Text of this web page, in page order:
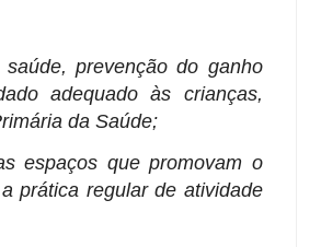
prevenção do ganho
adequado às crianças,
da Saúde;
espaços que promovam o
prática regular de atividade